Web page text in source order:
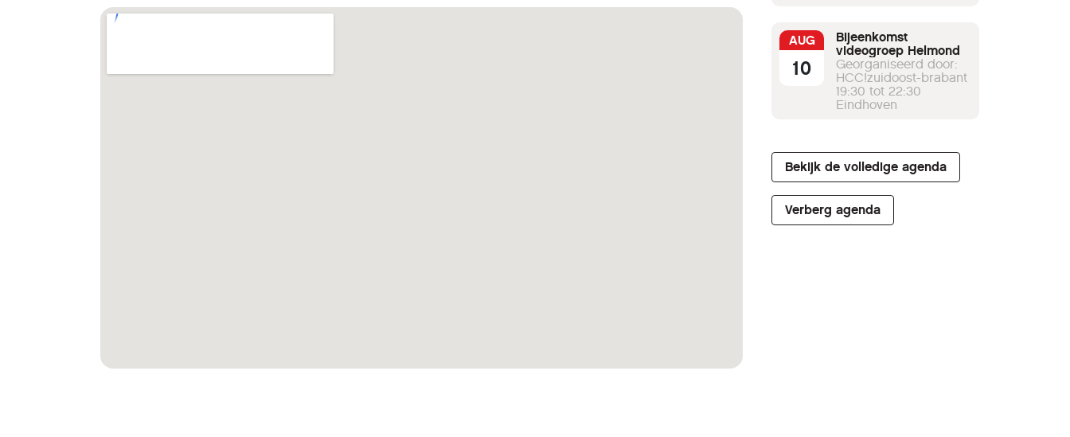
AUG
10
Bijeenkomst
videogroep Helmond
Georganiseerd door:
HCC!zuidoost-brabant
19:30 tot 22:30
Eindhoven
Bekijk de volledige agenda
Verberg agenda